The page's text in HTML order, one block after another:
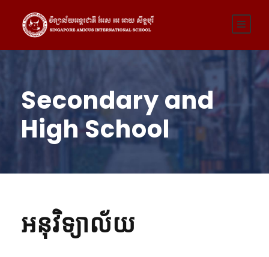
Secondary and
High School
អនុវិទ្យាល័យ